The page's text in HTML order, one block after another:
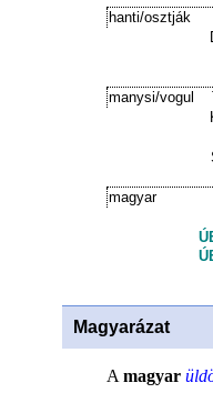
hanti/osztják
manysi/vogul
magyar
Magyarázat
A magyar